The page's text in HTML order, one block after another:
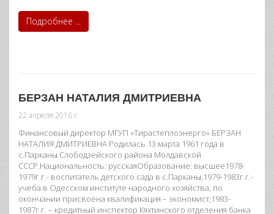
Подробнее ...
БЕРЗАН НАТАЛИЯ ДМИТРИЕВНА
22 апреля 2016 г.
Финансовый директор МГУП «Тирастеплоэнерго» БЕРЗАН
НАТАЛИЯ ДМИТРИЕВНА Родилась 13 марта 1961 года в
с.Парканы Слободзейского района Молдавской
СССР.Национальность: русскаяОбразование: высшее1978-
1979г.г.- воспитатель детского сада в с.Парканы;1979-1983г.г.-
учеба в Одесском институте народного хозяйства, по
окончании присвоена квалификация – экономист;1983-
1987г.г. – кредитный инспектор Кяхтинского отделения банка